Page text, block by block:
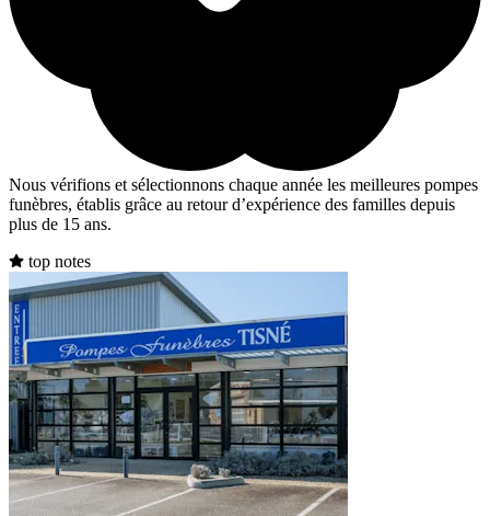
Nous vérifions et sélectionnons chaque année les meilleures pompes
funèbres, établis grâce au retour d’expérience des familles depuis
plus de 15 ans.
top notes